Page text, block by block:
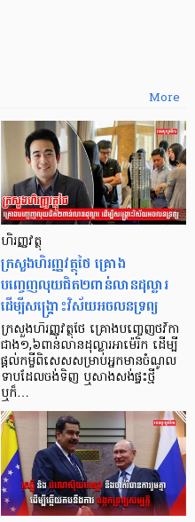
More
ហិរញ្ញវត្ថុ
ក្រសួងហិរញ្ញវត្ថុថៃ គ្រោង
បញ្ចេញលុយជិត២ពាន់លានដុល្លារ
ដើម្បីសង្គ្រោះវិស័យអចលនទ្រព្យ
ក្រសួងហិរញ្ញវត្ថុថៃ គ្រោងបញ្ចេញថវិកា
ជាង១,៦ពាន់លានដុល្លារអាម៉េរិក ដើម្បី
ផ្តល់កម្ចីពិសេសសម្រាប់អ្នកមានចំណូល
ទាបដែលចង់ទិញ ឬសាងសង់ផ្ទះថ្មី
ឬក៏…